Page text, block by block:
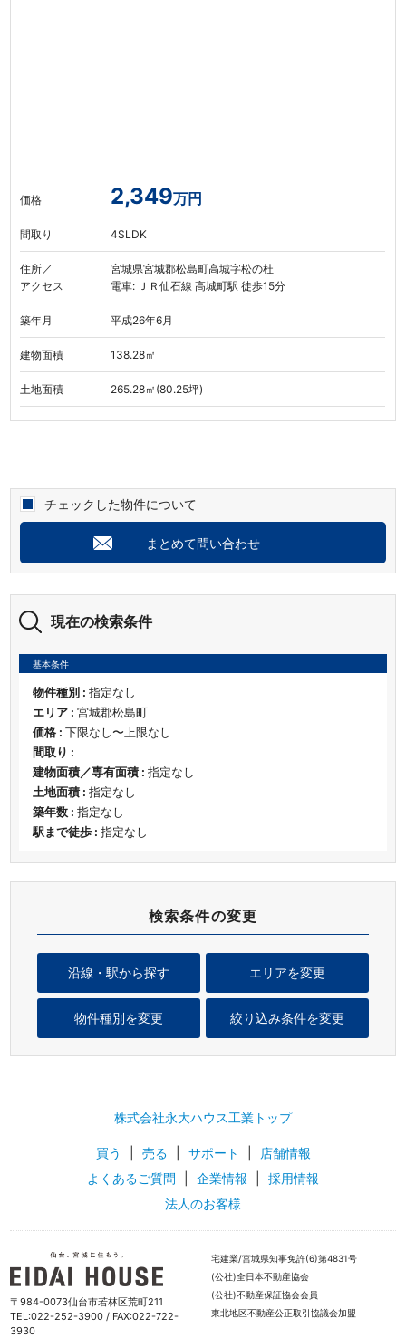
検索条件の変更
エリアを変更
沿線・駅から探す
物件種別を変更 絞り込み条件を変更
現在の検索条件
基本条件
物件種別 : 指定なし
エリア : 宮城郡松島町
価格 : 下限なし〜上限なし
間取り :
建物面積／専有面積 : 指定なし
土地面積 : 指定なし
築年数 : 指定なし
駅まで徒歩 : 指定なし
価格 2,349万円
間取り 4SLDK
住所／
アクセス
宮城県宮城郡松島町高城字松の杜
電車: ＪＲ仙石線 高城町駅 徒歩15分
築年月 平成26年6月
建物面積 138.28㎡
土地面積 265.28㎡(80.25坪)
チェックした物件について
まとめて問い合わせ
株式会社永大ハウス工業トップ
買う 売る サポート
店舗情報
よくあるご質問
企業情報
採用情報
法人のお客様
〒984-0073仙台市若林区荒町211
TEL:022-252-3900 / FAX:022-722-
3930
宅建業/宮城県知事免許(6)第4831号
(公社)全日本不動産協会
(公社)不動産保証協会会員
東北地区不動産公正取引協議会加盟